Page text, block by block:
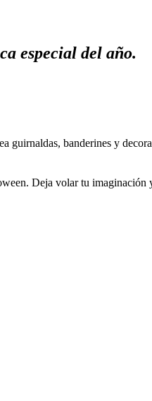
especial del año.
banderines y
Deja volar tu imaginación